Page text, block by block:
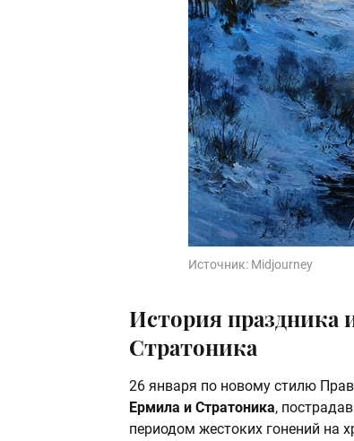
Источник: Midjourney
История
Стратоника
26 января по новому стилю
Ермила и Стратоника,
периодом жестоких гонений на